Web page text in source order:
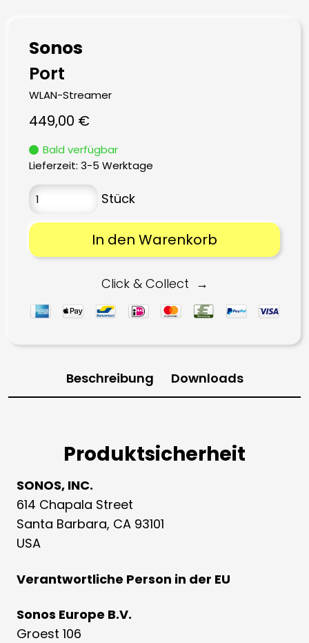
Sonos
Port
WLAN-Streamer
449,00 €
Bald verfügbar
Lieferzeit: 3-5 Werktage
In den Warenkorb
Click & Collect
Beschreibung Downloads
Produktsicherheit
SONOS, INC.
614 Chapala Street
Santa Barbara, CA 93101
USA
Verantwortliche Person in der EU
Sonos Europe B.V.
Groest 106